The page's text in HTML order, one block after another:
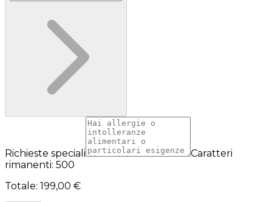
Richieste speciali
Caratteri
rimanenti: 500
Totale: 199,00 €